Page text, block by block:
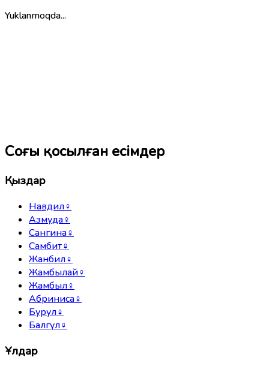
Yuklanmoqda...
Соңғы қосылған есімдер
Қыздар
Навдил♀
Азмуда♀
Сангина♀
Самбит♀
Жанбил♀
Жамбылай♀
Жамбыл♀
Абриниса♀
Бурул♀
Балгүл♀
Ұлдар